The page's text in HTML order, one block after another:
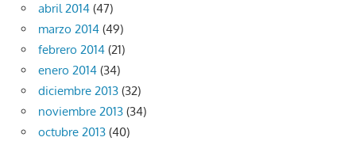
abril 2014 (47)
marzo 2014 (49)
febrero 2014 (21)
enero 2014 (34)
diciembre 2013 (32)
noviembre 2013 (34)
octubre 2013 (40)